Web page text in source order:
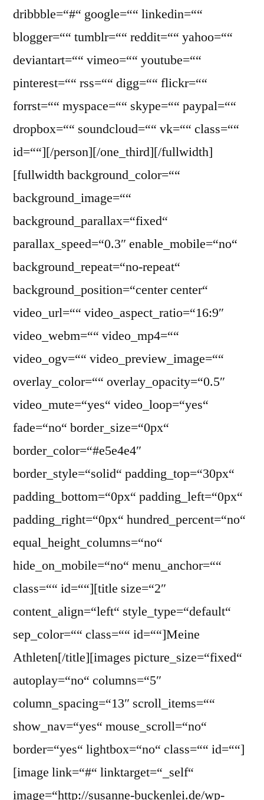
dribbble=“#“ google=““ linkedin=““
blogger=““ tumblr=““ reddit=““ yahoo=““
deviantart=““ vimeo=““ youtube=““
pinterest=““ rss=““ digg=““ flickr=““
forrst=““ myspace=““ skype=““ paypal=““
dropbox=““ soundcloud=““ vk=““ class=““
id=““][/person][/one_third][/fullwidth]
[fullwidth background_color=““
background_image=““
background_parallax=“fixed“
parallax_speed=“0.3″ enable_mobile=“no“
background_repeat=“no-repeat“
background_position=“center center“
video_url=““ video_aspect_ratio=“16:9″
video_webm=““ video_mp4=““
video_ogv=““ video_preview_image=““
overlay_color=““ overlay_opacity=“0.5″
video_mute=“yes“ video_loop=“yes“
fade=“no“ border_size=“0px“
border_color=“#e5e4e4″
border_style=“solid“ padding_top=“30px“
padding_bottom=“0px“ padding_left=“0px“
padding_right=“0px“ hundred_percent=“no“
equal_height_columns=“no“
hide_on_mobile=“no“ menu_anchor=““
class=““ id=““][title size=“2″
content_align=“left“ style_type=“default“
sep_color=““ class=““ id=““]Meine
Athleten[/title][images picture_size=“fixed“
autoplay=“no“ columns=“5″
column_spacing=“13″ scroll_items=““
show_nav=“yes“ mouse_scroll=“no“
border=“yes“ lightbox=“no“ class=““ id=““]
[image link=“#“ linktarget=“_self“
image=“http://susanne-buckenlei.de/wp-